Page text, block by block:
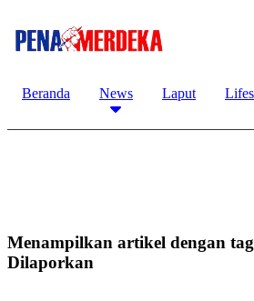
Beranda News Laput
Menampilkan artikel dengan
Dilaporkan